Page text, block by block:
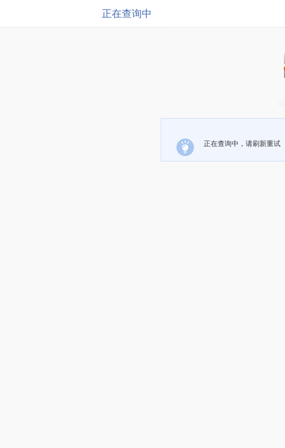
正在查询中
正在查询中，请刷新重试